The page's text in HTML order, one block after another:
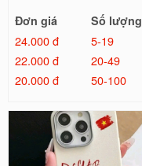
Đơn giá
Số lượng
24.000 đ
5-19
22.000 đ
20-49
20.000 đ
50-100